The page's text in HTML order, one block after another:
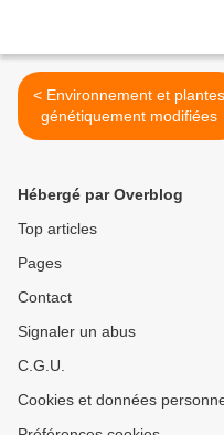
< Environnement et plantes
génétiquement modifiées
Hébergé par Overblog
Top articles
Pages
Contact
Signaler un abus
C.G.U.
Cookies et données